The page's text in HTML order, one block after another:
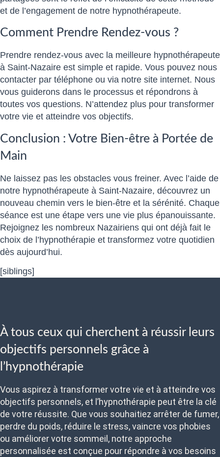
et de l’engagement de notre hypnothérapeute.
Comment Prendre Rendez-vous ?
Prendre rendez-vous avec la meilleure hypnothérapeute
à Saint-Nazaire est simple et rapide. Vous pouvez nous
contacter par téléphone ou via notre site internet. Nous
vous guiderons dans le processus et répondrons à
toutes vos questions. N’attendez plus pour transformer
votre vie et atteindre vos objectifs.
Conclusion : Votre Bien-être à Portée de
Main
Ne laissez pas les obstacles vous freiner. Avec l’aide de
notre hypnothérapeute à Saint-Nazaire, découvrez un
nouveau chemin vers le bien-être et la sérénité. Chaque
séance est une étape vers une vie plus épanouissante.
Rejoignez les nombreux Nazairiens qui ont déjà fait le
choix de l’hypnothérapie et transformez votre quotidien
dès aujourd’hui.
[siblings]
À tous ceux qui cherchent à réussir leurs
objectifs personnels grâce à
l’hypnothérapie
Vous aspirez à transformer votre vie et à atteindre vos
objectifs personnels, et l’hypnothérapie peut être la clé
de votre réussite. Que vous souhaitiez arrêter de fumer,
perdre du poids, réduire le stress, vaincre vos phobies
ou améliorer votre sommeil, notre approche
personnalisée est conçue pour répondre à vos besoins